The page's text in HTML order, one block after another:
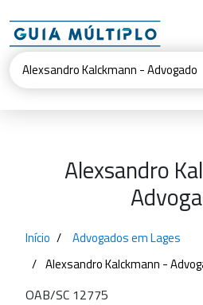
Alexsandro
Início
Advogados em Lages
Alexsandro Kalckmann -
OAB/SC 12775